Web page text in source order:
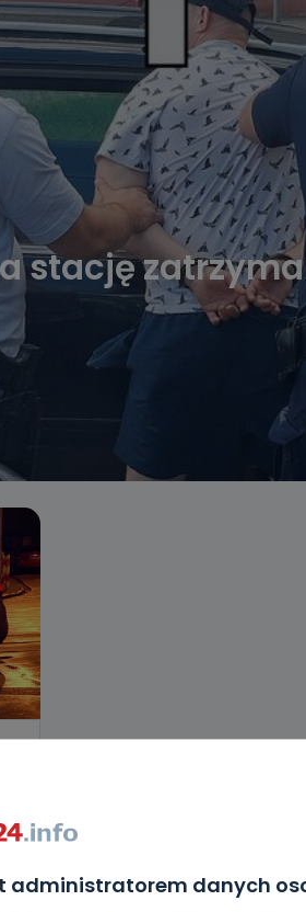
administratorem danych
stację